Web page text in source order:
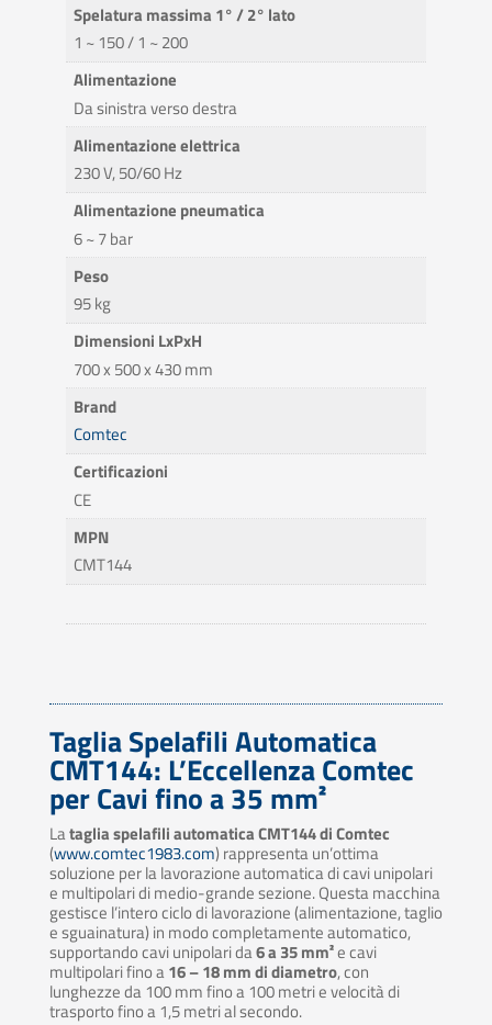
Spelatura massima 1° / 2° lato
1 ~ 150 / 1 ~ 200
Alimentazione
Da sinistra verso destra
Alimentazione elettrica
230 V, 50/60 Hz
Alimentazione pneumatica
6 ~ 7 bar
Peso
95 kg
Dimensioni LxPxH
700 x 500 x 430 mm
Brand
Comtec
Certificazioni
CE
MPN
CMT144
Taglia Spelafili Automatica
CMT144: L’Eccellenza Comtec
per Cavi fino a 35 mm²
Lataglia spelafili automatica CMT144 di Comtec
(www.comtec1983.com) rappresenta un’ottima
soluzione per la lavorazione automatica di cavi unipolari
e multipolari di medio-grande sezione. Questa macchina
gestisce l’intero ciclo di lavorazione (alimentazione, taglio
e sguainatura) in modo completamente automatico,
supportando cavi unipolari da6 a 35 mm²e cavi
multipolari fino a16 – 18 mm di diametro, con
lunghezze da 100 mm fino a 100 metri e velocità di
trasporto fino a 1,5 metri al secondo.